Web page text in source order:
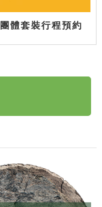
體套裝行程預約